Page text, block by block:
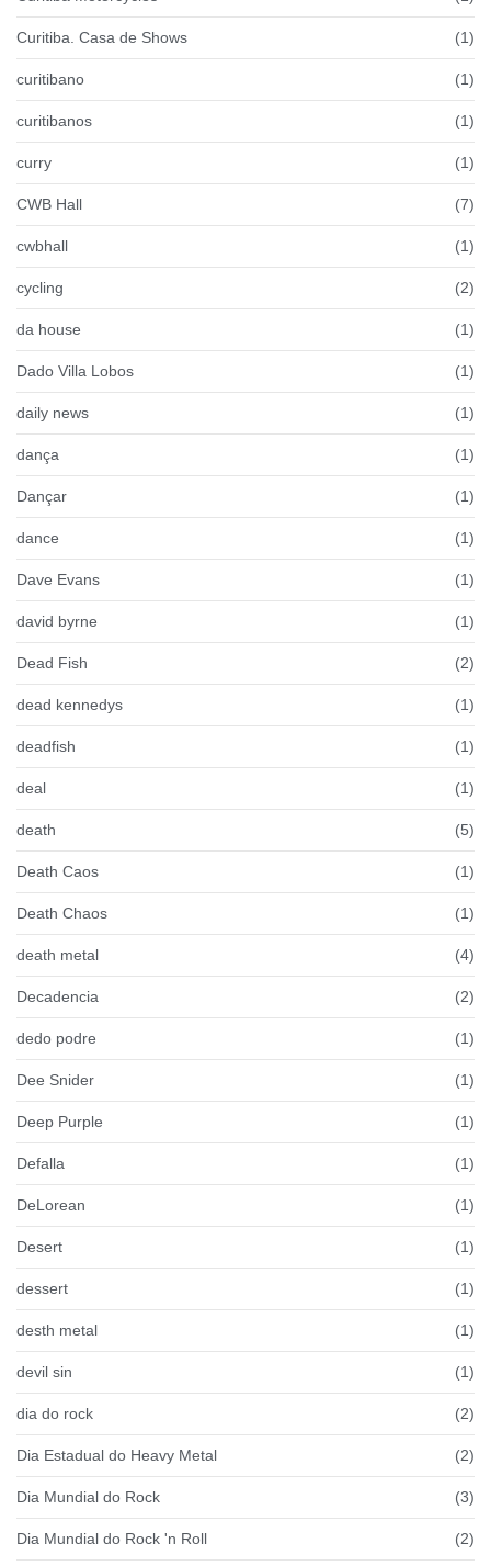
Curitiba. Casa de Shows (1)
curitibano (1)
curitibanos (1)
curry (1)
CWB Hall (7)
cwbhall (1)
cycling (2)
da house (1)
Dado Villa Lobos (1)
daily news (1)
dança (1)
Dançar (1)
dance (1)
Dave Evans (1)
david byrne (1)
Dead Fish (2)
dead kennedys (1)
deadfish (1)
deal (1)
death (5)
Death Caos (1)
Death Chaos (1)
death metal (4)
Decadencia (2)
dedo podre (1)
Dee Snider (1)
Deep Purple (1)
Defalla (1)
DeLorean (1)
Desert (1)
dessert (1)
desth metal (1)
devil sin (1)
dia do rock (2)
Dia Estadual do Heavy Metal (2)
Dia Mundial do Rock (3)
Dia Mundial do Rock 'n Roll (2)